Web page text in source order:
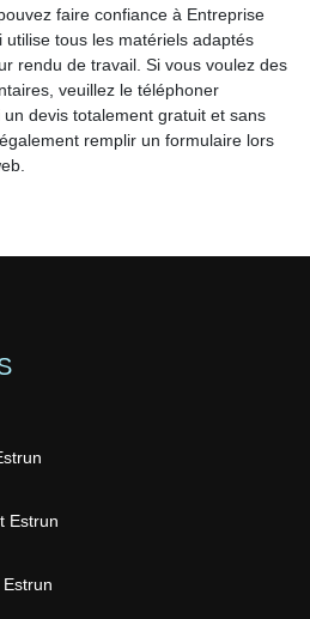
faire confiance à Entreprise
utilise tous les matériels adaptés
rendu de travail. Si vous voulez des
veuillez le téléphoner
devis totalement gratuit et sans
remplir un formulaire lors
Estrun